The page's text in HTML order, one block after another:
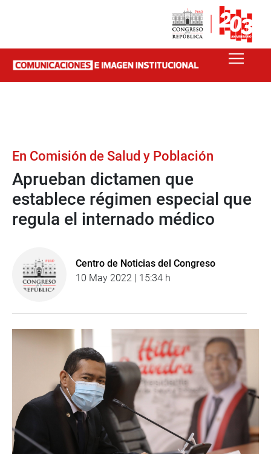
En Comisión de Salud y Población
Aprueban dictamen que
establece régimen especial que
regula el internado médico
Centro de Noticias del Congreso
10 May 2022 | 15:34 h